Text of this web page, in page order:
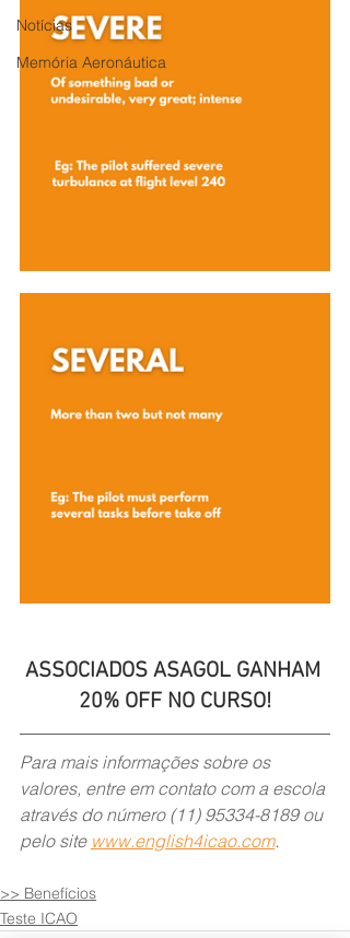
Notícias
Memória Aeronáutica
ASSOCIADOS ASAGOL GANHAM
20% OFF NO CURSO!
Para mais informações sobre os
valores, entre em contato com a escola
através do número (11) 95334-8189 ou
pelo site www.english4icao.com.
>> Benefícios
Teste ICAO